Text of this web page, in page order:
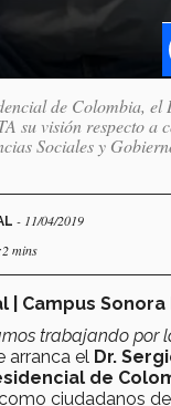
de Colombia, el
su visión respecto a
Sociales y
- 11/04/2019
mins
| Campus
trabajando por
arranca el Dr.
de
ciudadanos